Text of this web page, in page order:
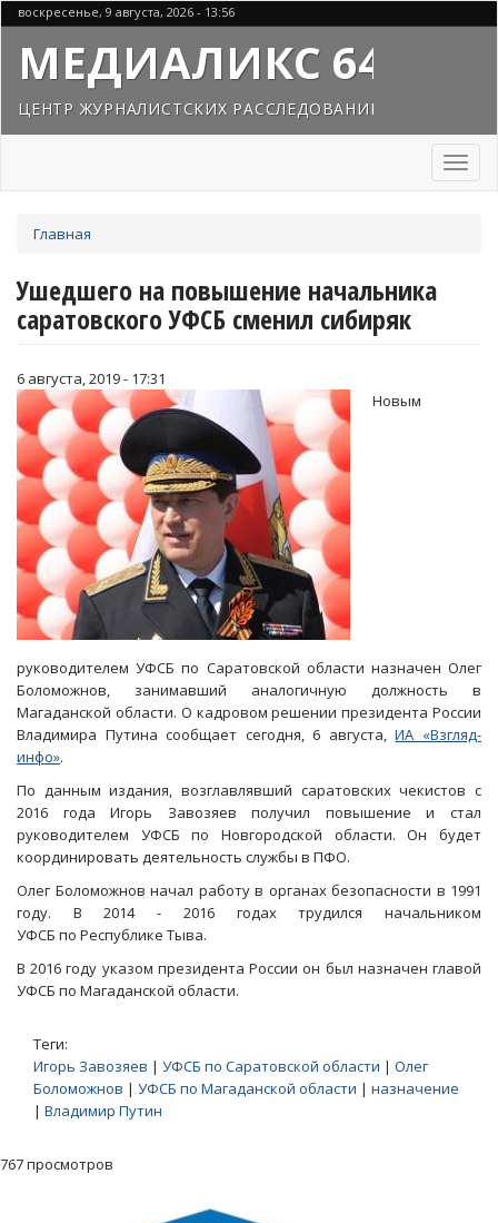
Перейти
к
основному
содержанию
воскресенье, 9 августа, 2026 - 13:56
МЕДИАЛИКС 64
ЦЕНТР ЖУРНАЛИСТСКИХ РАССЛЕДОВАНИЙ
Toggle
здесь
Главная
Ушедшего на повышение начальника
саратовского УФСБ сменил сибиряк
6 августа, 2019 - 17:31
Новым
руководителем УФСБ по Саратовской области назначен Олег
Боломожнов, занимавший аналогичную должность в
Магаданской области. О кадровом решении президента России
Владимира Путина сообщает сегодня, 6 августа,ИА «Взгляд-
инфо».
По данным издания, возглавлявший саратовских чекистов с
2016 года Игорь Завозяев получил повышение и стал
руководителем УФСБ по Новгородской области. Он будет
координировать деятельность службы в ПФО.
Олег Боломожнов начал работу в органах безопасности в 1991
году. В 2014 - 2016 годах трудился начальником
УФСБ по Республике Тыва.
В 2016 году указом президента России он был назначен главой
УФСБ по Магаданской области.
Теги:
Игорь Завозяев | УФСБ по Саратовской области | Олег
Боломожнов | УФСБ по Магаданской области | назначение
| Владимир Путин
767 просмотров